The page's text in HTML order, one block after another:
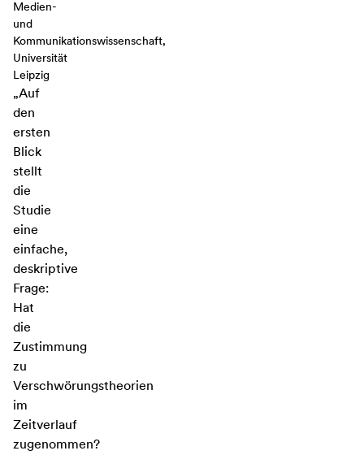
Medien-
und
Kommunikationswissenschaft,
Universität
Leipzig
„Auf
den
ersten
Blick
stellt
die
Studie
eine
einfache,
deskriptive
Frage:
Hat
die
Zustimmung
zu
Verschwörungstheorien
im
Zeitverlauf
zugenommen?